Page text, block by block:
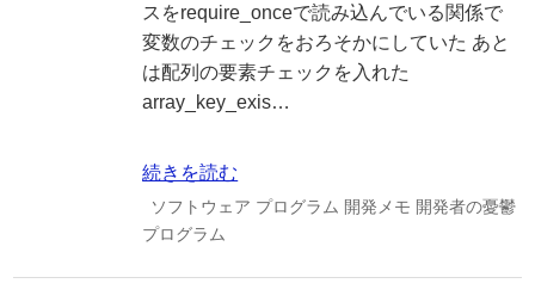
スをrequire_onceで読み込んでいる関係で
変数のチェックをおろそかにしていた あと
は配列の要素チェックを入れた
array_key_exis…
続きを読む
ソフトウェア プログラム 開発メモ 開発者の憂鬱
プログラム